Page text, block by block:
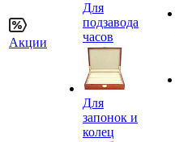
Акции
Для
подзавода
часов
Для
запонок и
колец